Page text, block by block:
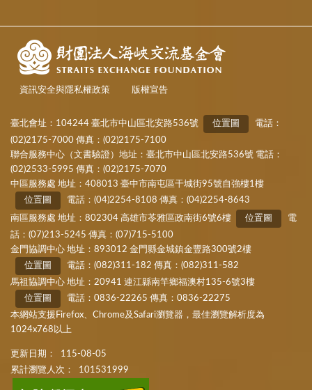
資訊安全與隱私權政策 版權宣告
臺北會址：104244 臺北市中山區北安路536號 位置圖
電話：
(02)2175-7000 傳真：(02)2175-7100
聯合服務中心（文書驗證）地址：臺北市中山區北安路536號 電話：
(02)2533-5995 傳真：(02)2175-7070
中區服務處 地址：408013 臺中市南屯區干城街95號自強樓1樓
位置圖
電話：(04)2254-8108 傳真：(04)2254-8643
南區服務處 地址：802304 高雄市苓雅區政南街6號6樓
位置圖
電
話：(07)213-5245 傳真：(07)715-5100
金門協調中心 地址：893012 金門縣金城鎮金豐路300號2樓
位置圖
電話：(082)311-182 傳真：(082)311-582
馬祖協調中心 地址：20941 連江縣南竿鄉福澳村135-6號3樓
位置圖
電話：0836-22265 傳真：0836-22275
本網站支援Firefox、Chrome及Safari瀏覽器，最佳瀏覽解析度為
1024x768以上
更新日期：
115-08-05
累計瀏覽人次：
101531999